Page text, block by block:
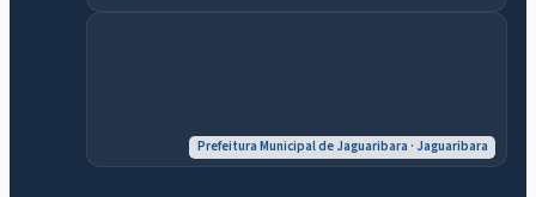
Prefeitura Municipal de Jaguaribara · Jaguaribara